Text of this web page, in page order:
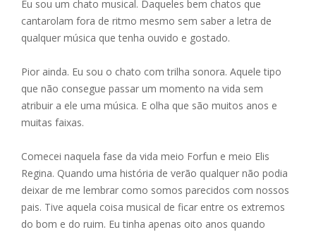
Eu sou um chato musical. Daqueles bem chatos que
cantarolam fora de ritmo mesmo sem saber a letra de
qualquer música que tenha ouvido e gostado.
Pior ainda. Eu sou o chato com trilha sonora. Aquele tipo
que não consegue passar um momento na vida sem
atribuir a ele uma música. E olha que são muitos anos e
muitas faixas.
Comecei naquela fase da vida meio Forfun e meio Elis
Regina. Quando uma história de verão qualquer não podia
deixar de me lembrar como somos parecidos com nossos
pais. Tive aquela coisa musical de ficar entre os extremos
do bom e do ruim. Eu tinha apenas oito anos quando